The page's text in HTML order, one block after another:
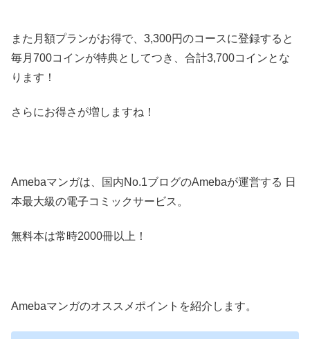
また月額プランがお得で、3,300円のコースに登録すると
毎月700コインが特典としてつき、合計3,700コインとな
ります！
さらにお得さが増しますね！
Amebaマンガは、国内No.1ブログのAmebaが運営する 日
本最大級の電子コミックサービス。
無料本は常時2000冊以上！
Amebaマンガのオススメポイントを紹介します。